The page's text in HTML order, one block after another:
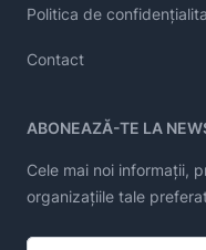
Politica de
Contact
ABONEAZĂ-TE LA
Cele mai noi informații,
organizațiile tale